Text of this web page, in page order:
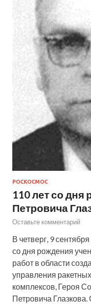
РОСКОСМОС
110 лет со дня
Петровича
Оставьте комментарий
В четверг, 9
со дня рождения
работ в области
управления
комплексов, Героя
Петровича